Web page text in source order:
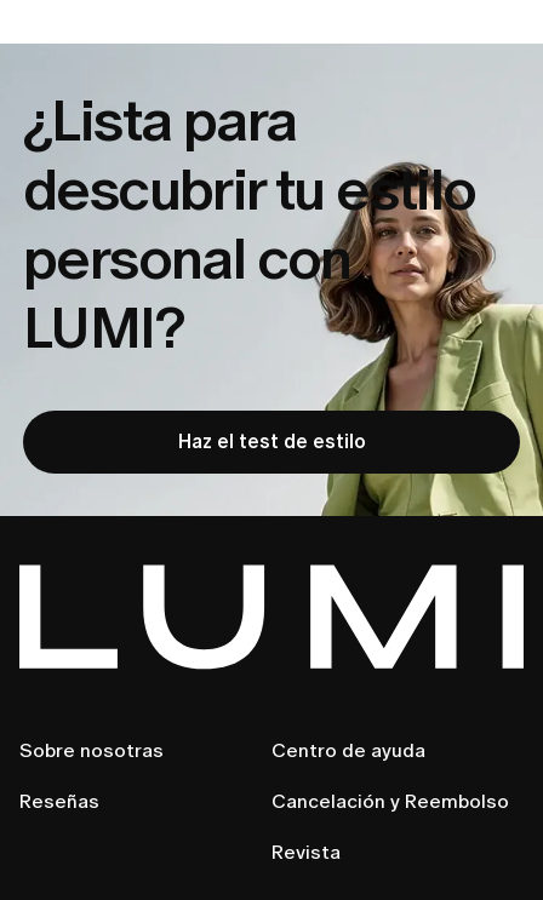
¿Lista para
descubrir tu estilo
personal con
LUMI?
Haz el test de estilo
Sobre nosotras
Reseñas
Centro de ayuda
Cancelación y Reembolso
Revista